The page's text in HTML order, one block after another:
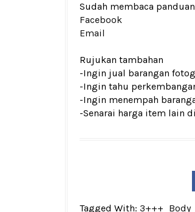
Sudah membaca
Facebook
Email
Rujukan tambahan
-Ingin jual barangan
-Ingin tahu
-Ingin menempah
-Senarai harga item lain di
Tagged With: 3+++ Body